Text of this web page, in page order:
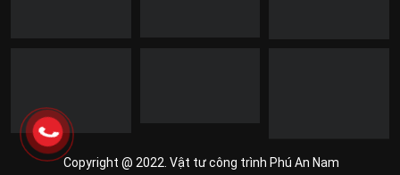
Copyright @ 2022. Vật tư công trình Phú An Nam